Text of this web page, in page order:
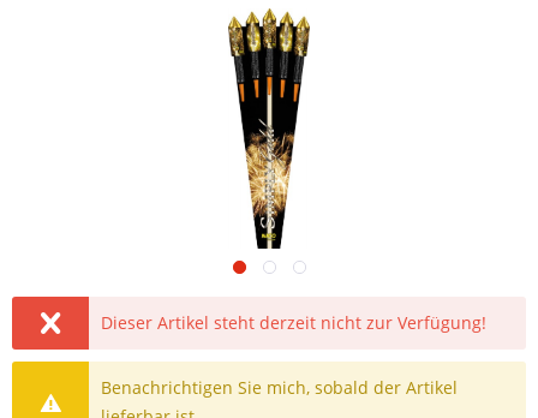
Dieser Artikel steht derzeit nicht zur Verfügung!
Benachrichtigen Sie mich, sobald der Artikel